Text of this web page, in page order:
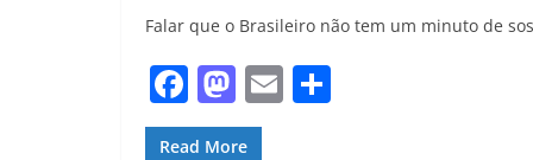
Falar que o Brasileiro não tem um minuto de
F
a
M
a
E
Read More